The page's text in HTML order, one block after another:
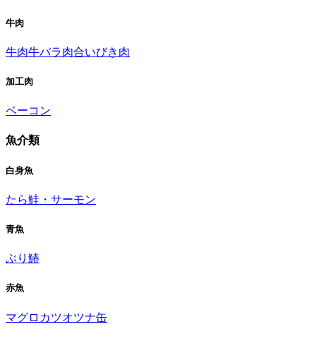
牛肉
牛肉牛バラ肉合いびき肉
加工肉
ベーコン
魚介類
白身魚
たら鮭・サーモン
青魚
ぶり 鰆
赤魚
マグロ カツオツナ缶